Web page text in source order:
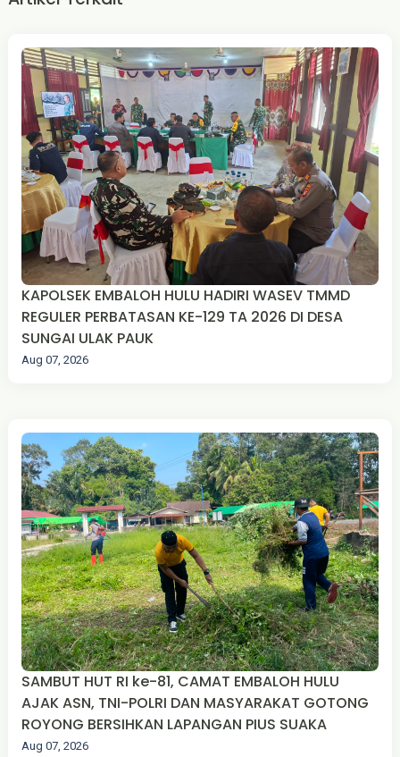
KAPOLSEK EMBALOH HULU HADIRI WASEV TMMD
REGULER PERBATASAN KE-129 TA 2026 DI DESA
SUNGAI ULAK PAUK
Aug 07, 2026
SAMBUT HUT RI ke-81, CAMAT EMBALOH HULU
AJAK ASN, TNI-POLRI DAN MASYARAKAT GOTONG
ROYONG BERSIHKAN LAPANGAN PIUS SUAKA
Aug 07, 2026